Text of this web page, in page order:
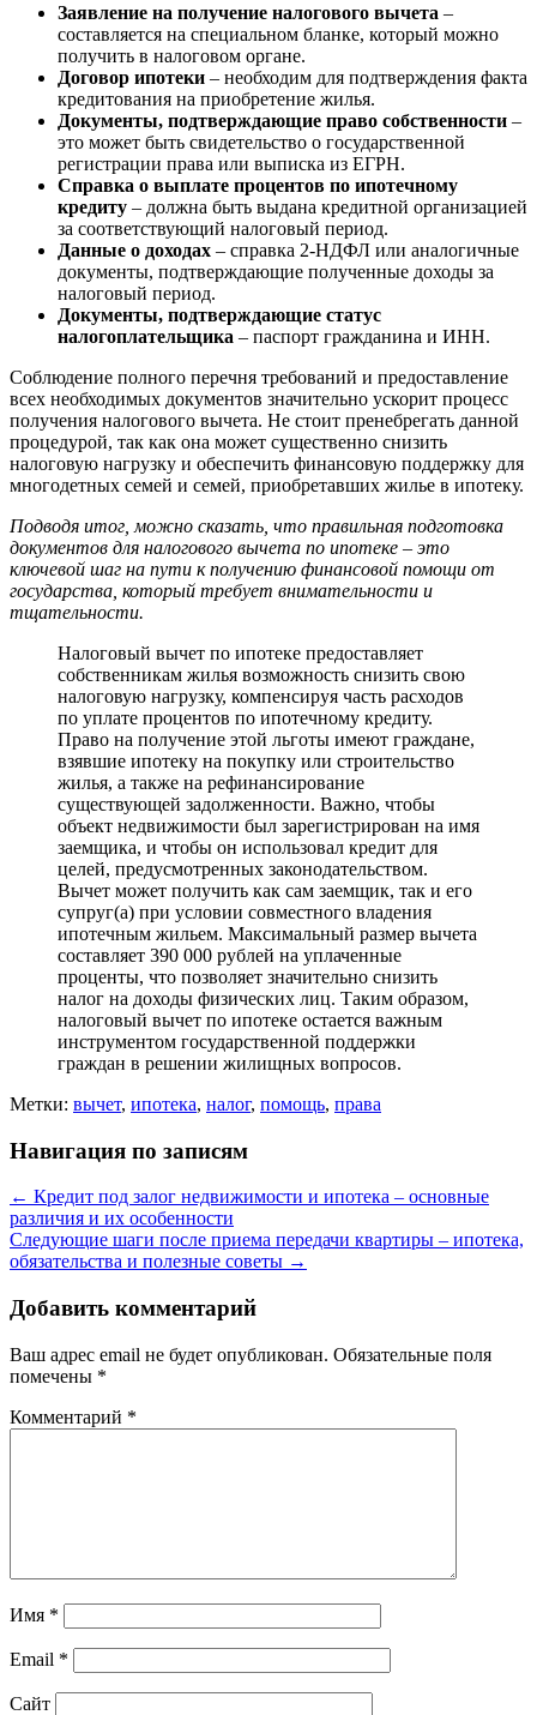
Заявление на получение налогового вычета –
составляется на специальном бланке, который можно
получить в налоговом органе.
Договор ипотеки – необходим для подтверждения факта
кредитования на приобретение жилья.
Документы, подтверждающие право собственности –
это может быть свидетельство о государственной
регистрации права или выписка из ЕГРН.
Справка о выплате процентов по ипотечному
кредиту – должна быть выдана кредитной организацией
за соответствующий налоговый период.
Данные о доходах – справка 2-НДФЛ или аналогичные
документы, подтверждающие полученные доходы за
налоговый период.
Документы, подтверждающие статус
налогоплательщика – паспорт гражданина и ИНН.
Соблюдение полного перечня требований и предоставление
всех необходимых документов значительно ускорит процесс
получения налогового вычета. Не стоит пренебрегать данной
процедурой, так как она может существенно снизить
налоговую нагрузку и обеспечить финансовую поддержку для
многодетных семей и семей, приобретавших жилье в ипотеку.
Подводя итог, можно сказать, что правильная подготовка
документов для налогового вычета по ипотеке – это
ключевой шаг на пути к получению финансовой помощи от
государства, который требует внимательности и
тщательности.
Налоговый вычет по ипотеке предоставляет
собственникам жилья возможность снизить свою
налоговую нагрузку, компенсируя часть расходов
по уплате процентов по ипотечному кредиту.
Право на получение этой льготы имеют граждане,
взявшие ипотеку на покупку или строительство
жилья, а также на рефинансирование
существующей задолженности. Важно, чтобы
объект недвижимости был зарегистрирован на имя
заемщика, и чтобы он использовал кредит для
целей, предусмотренных законодательством.
Вычет может получить как сам заемщик, так и его
супруг(а) при условии совместного владения
ипотечным жильем. Максимальный размер вычета
составляет 390 000 рублей на уплаченные
проценты, что позволяет значительно снизить
налог на доходы физических лиц. Таким образом,
налоговый вычет по ипотеке остается важным
инструментом государственной поддержки
граждан в решении жилищных вопросов.
Метки: вычет, ипотека, налог, помощь, права
Навигация по записям
← Кредит под залог недвижимости и ипотека – основные
различия и их особенности
Следующие шаги после приема передачи квартиры – ипотека,
обязательства и полезные советы →
Добавить комментарий
Ваш адрес email не будет опубликован. Обязательные поля
помечены *
Комментарий *
Имя *
Email *
Сайт